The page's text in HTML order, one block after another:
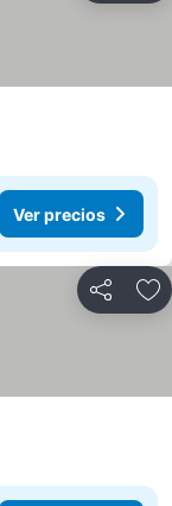
Ver precios
Compartir